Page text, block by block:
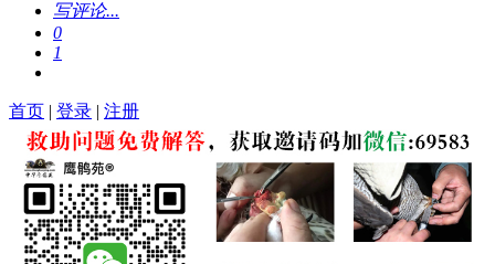
写评论...
0
1
首页 | 登录 | 注册